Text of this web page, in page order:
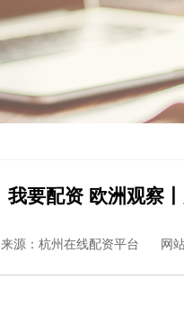
我要配资 欧洲观察
来源：杭州在线配资平台 网